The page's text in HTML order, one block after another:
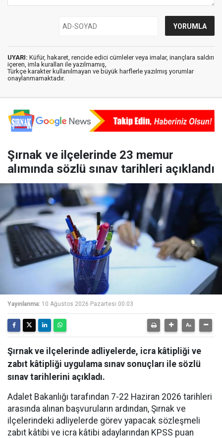
UYARI: Küfür, hakaret, rencide edici cümleler veya imalar, inançlara saldırı
içeren, imla kuralları ile yazılmamış,
Türkçe karakter kullanılmayan ve büyük harflerle yazılmış yorumlar
onaylanmamaktadır.
Şırnak ve ilçelerinde 23 memur
alımında sözlü sınav tarihleri açıklandı
Yayınlanma: 10 Ağustos 2026 Pazartesi 00:03
Şırnak ve ilçelerinde adliyelerde, icra kâtipliği ve
zabıt kâtipliği uygulama sınav sonuçları ile sözlü
sınav tarihlerini açıkladı.
Adalet Bakanlığı tarafından 7-22 Haziran 2026 tarihleri
arasında alınan başvuruların ardından, Şırnak ve
ilçelerindeki adliyelerde görev yapacak sözleşmeli
zabıt kâtibi ve icra kâtibi adaylarından KPSS puan